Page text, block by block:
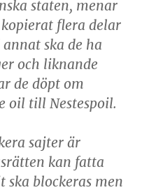
staten, menar
flera delar
ska de ha
och liknande
de döpt om
oil till Nestespoil.
sajter är
kan fatta
ska blockeras men